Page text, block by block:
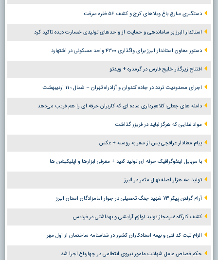
دستگیری سارق باغ ویلاهای کرج و کشف ۵۶ فقره سرقت
استاندار البرز بر ساماندهی و حمایت از واحدهای تولیدی خسارت دیده تاکید کرد
دستور معاون استاندار البرز برای واگذاری ۴۳۰۰ واحد مسکونی در اشتهارد
افتتاح زیرگذر خلیج فارس در گرمدره + ویدئو
اجرای محدودیت تردد در جاده کندوان و آزادراه تهران – شمال ؛ ١١ اردیبهشت
دامنه های جعلی؛ کلاهبرداری ساده ای که کاربران حرفه ای را هم فریب می‌دهد
مواد غذایی که هرگز نباید در فریزر گذاشت
پیام معنادار عراقچی پس از سفر به روسیه + عکس
با موبایل اینفوگرافیک حرفه ای تولید کنید + معرفی ابزارها و اپلیکیشن ها
تولید سه هزار اصله نهال مثمر در البرز
آرام گرفتن پیکر ۷۳ شهید جنگ تحمیلی در جوار امامزادگان استان البرز
کشف کارگاه غیرمجاز تولید لوازم آرایشی و بهداشتی در فردیس
الزام ثبت کد فنی و بیمه استادکاران کشور در شناسنامه ساختمان از اول مهر
حکم قصاص عامل شهادت مامور نیروی انتظامی در چهارباغ اجرا شد